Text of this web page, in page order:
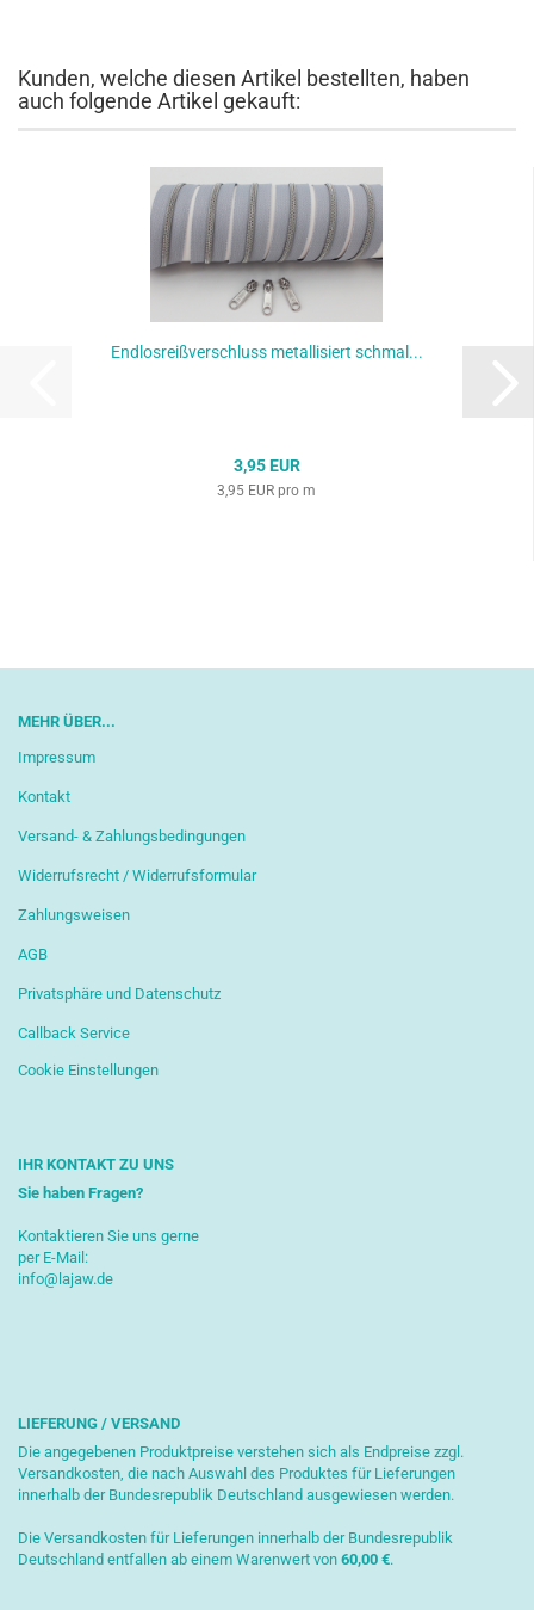
Kunden, welche diesen Artikel bestellten, haben
auch folgende Artikel gekauft:
Endlosreißverschluss metallisiert schmal...
3,95 EUR
3,95 EUR pro m
MEHR ÜBER...
Impressum
Kontakt
Versand- & Zahlungsbedingungen
Widerrufsrecht / Widerrufsformular
Zahlungsweisen
AGB
Privatsphäre und Datenschutz
Callback Service
Cookie Einstellungen
IHR KONTAKT ZU UNS
Sie haben Fragen?
Kontaktieren Sie uns gerne
per E-Mail:
info@lajaw.de
LIEFERUNG / VERSAND
Die angegebenen Produktpreise verstehen sich als Endpreise zzgl.
Versandkosten, die nach Auswahl des Produktes für Lieferungen
innerhalb der Bundesrepublik Deutschland ausgewiesen werden.
Die Versandkosten für Lieferungen innerhalb der Bundesrepublik
Deutschland entfallen ab einem Warenwert von 60,00 €.